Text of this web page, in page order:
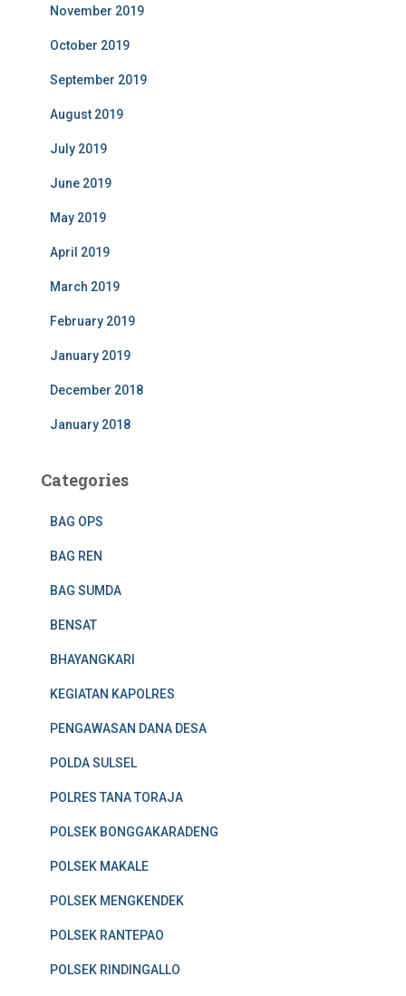
November 2019
October 2019
September 2019
August 2019
July 2019
June 2019
May 2019
April 2019
March 2019
February 2019
January 2019
December 2018
January 2018
Categories
BAG OPS
BAG REN
BAG SUMDA
BENSAT
BHAYANGKARI
KEGIATAN KAPOLRES
PENGAWASAN DANA DESA
POLDA SULSEL
POLRES TANA TORAJA
POLSEK BONGGAKARADENG
POLSEK MAKALE
POLSEK MENGKENDEK
POLSEK RANTEPAO
POLSEK RINDINGALLO